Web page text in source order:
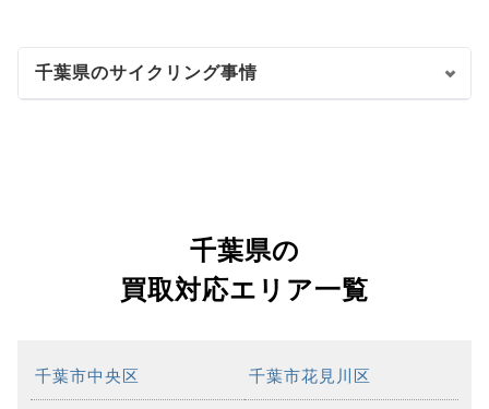
千葉県のサイクリング事情
千葉県の
買取対応エリア一覧
千葉市中央区 千葉市花見川区